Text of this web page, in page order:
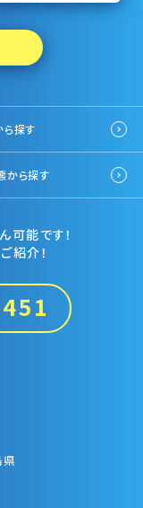
ら探す
から探す
可能です！
紹介！
県